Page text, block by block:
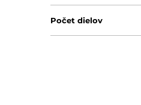
Počet dielov